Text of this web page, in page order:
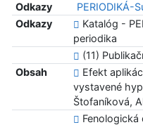
Odkazy
PERIODIKÁ-
Odkazy
Katalóg -
periodika
(11)
Obsah
Efekt
vystavené
Štofaníková,
Fenologická